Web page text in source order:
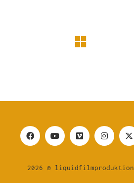
2026 © liquidfilmproduktion